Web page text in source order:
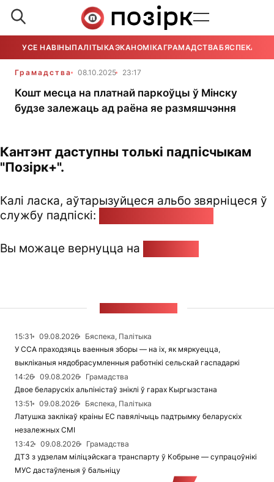
УСЕ НАВІНЫПАЛІТЫКАЭКАНОМІКАГРАМАДСТВАБЯСПЕКА
Грамадства 08.10.2025 23:17
Кошт месца на платнай паркоўцы ў Мінску
будзе залежаць ад раёна яе размяшчэння
Кантэнт даступны толькі падпісчыкам
"Позірк+".
Калі ласка, аўтарызуйцеся альбо звярніцеся ў
службу падпіскі:
Вы можаце вернуцца на
15:31 09.08.2026
Бяспека, Палітыка
У ССА праходзяць ваенныя зборы — на іх, як мяркуецца,
выкліканыя нядобрасумленныя работнікі сельскай гаспадаркі
14:26
09.08.2026
Грамадства
Двое беларускіх альпіністаў зніклі ў гарах Кыргызстана
13:51
09.08.2026
Бяспека, Палітыка
Латушка заклікаў краіны ЕС павялічыць падтрымку беларускіх
незалежных СМІ
13:42
09.08.2026
Грамадства
ДТЗ з удзелам міліцэйскага транспарту ў Кобрыне — супрацоўнікі
МУС дастаўленыя ў бальніцу